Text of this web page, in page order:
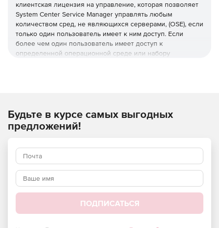
клиентская лицензия на управление, которая позволяет
System Center Service Manager управлять любым
количеством сред, не являющихся серверами, (OSE), если
только один пользователь имеет к ним доступ. Если
более чем один пользователь имеет доступ к
определенной операционной среде или набору
Будьте в курсе самых выгодных
предложений!
ПОДПИСАТЬСЯ